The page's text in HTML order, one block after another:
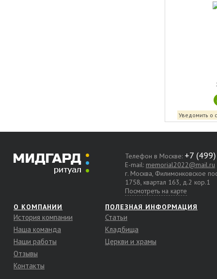
Уведомить о
Телефон в Москве:
E-mail: memorial2022@mail.ru
г. Москва, Филимонковское
1758, квартал 163, д.2 кор.1
Посмотреть на карте
О КОМПАНИИ
История компании
Наша команда
Наши работы
Отзывы
Контакты
ПОЛЕЗНАЯ ИНФОРМАЦИЯ
Статьи
Кладбища
Церкви и храмы